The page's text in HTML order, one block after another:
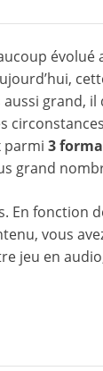
évolué
grand,
parmi 3
grand
En fonction
vous
jeu en